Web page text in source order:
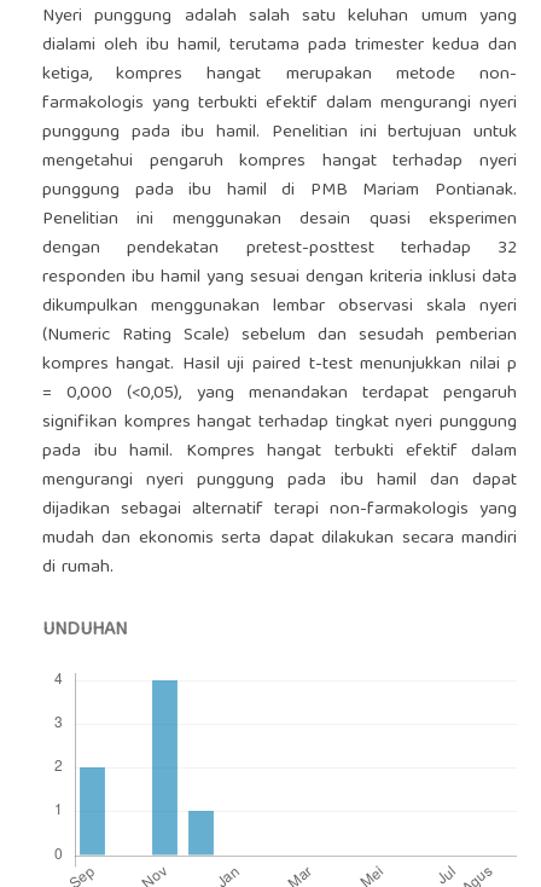
Nyeri punggung adalah salah satu keluhan umum yang
dialami oleh ibu hamil, terutama pada trimester kedua dan
ketiga, kompres hangat merupakan metode non-
farmakologis yang terbukti efektif dalam mengurangi nyeri
punggung pada ibu hamil. Penelitian ini bertujuan untuk
mengetahui pengaruh kompres hangat terhadap nyeri
punggung pada ibu hamil di PMB Mariam Pontianak.
Penelitian ini menggunakan desain quasi eksperimen
dengan pendekatan pretest-posttest terhadap 32
responden ibu hamil yang sesuai dengan kriteria inklusi data
dikumpulkan menggunakan lembar observasi skala nyeri
(Numeric Rating Scale) sebelum dan sesudah pemberian
kompres hangat. Hasil uji paired t-test menunjukkan nilai p
= 0,000 (<0,05), yang menandakan terdapat pengaruh
signifikan kompres hangat terhadap tingkat nyeri punggung
pada ibu hamil. Kompres hangat terbukti efektif dalam
mengurangi nyeri punggung pada ibu hamil dan dapat
dijadikan sebagai alternatif terapi non-farmakologis yang
mudah dan ekonomis serta dapat dilakukan secara mandiri
di rumah.
UNDUHAN